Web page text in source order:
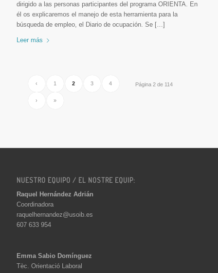
dirigido a las personas participantes del programa ORIENTA. En
él os explicaremos el manejo de esta herramienta para la
búsqueda de empleo, el Diario de ocupación. Se […]
Leer más
Página 2 de 114
‹ 1 2 3 4
› »
NUESTRO EQUIPO / EL NOSTRE EQUIP:
Raquel Hernández Adrián
Coordinadora
raquelhernandez@usoib.es
607 633 954
Emma Sabio Domínguez
Tèc. Orientació Laboral